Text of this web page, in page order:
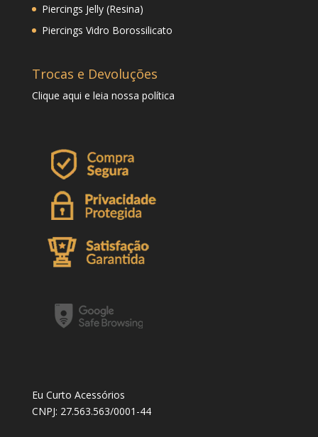
Piercings Jelly (Resina)
Piercings Vidro Borossilicato
Trocas e Devoluções
Clique aqui e leia nossa política
Eu Curto Acessórios
CNPJ: 27.563.563/0001-44